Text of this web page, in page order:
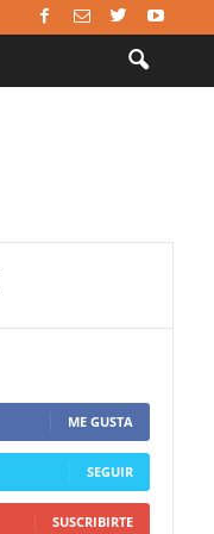
ME GUSTA
SEGUIR
SUSCRIBIRTE